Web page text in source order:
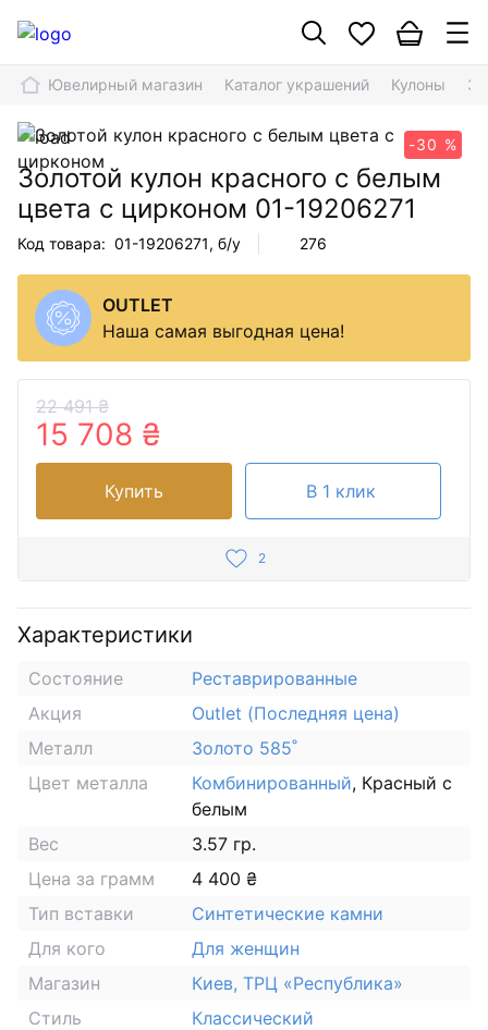
Ювелирный магазин Каталог украшений Кулоны
-30 %
Золотой кулон красного с белым
цвета с цирконом 01-19206271
Код товара: 01-19206271, б/у 276
OUTLET
Наша самая выгодная цена!
22 491 ₴
15 708 ₴
Купить В 1 клик
2
Характеристики
Состояние
Реставрированные
Акция
Outlet (Последняя цена)
Металл
Золото 585˚
Цвет металла
Комбинированный, Красный с
белым
Вес
3.57 гр.
Цена за грамм
4 400 ₴
Тип вставки
Синтетические камни
Для кого
Для женщин
Магазин
Киев, ТРЦ «Республика»
Стиль
Классический